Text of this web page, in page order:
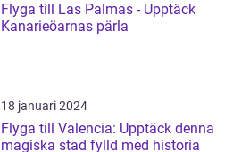
Flyga till Las Palmas - Upptäck
Kanarieöarnas pärla
18 januari 2024
Flyga till Valencia: Upptäck denna
magiska stad fylld med historia